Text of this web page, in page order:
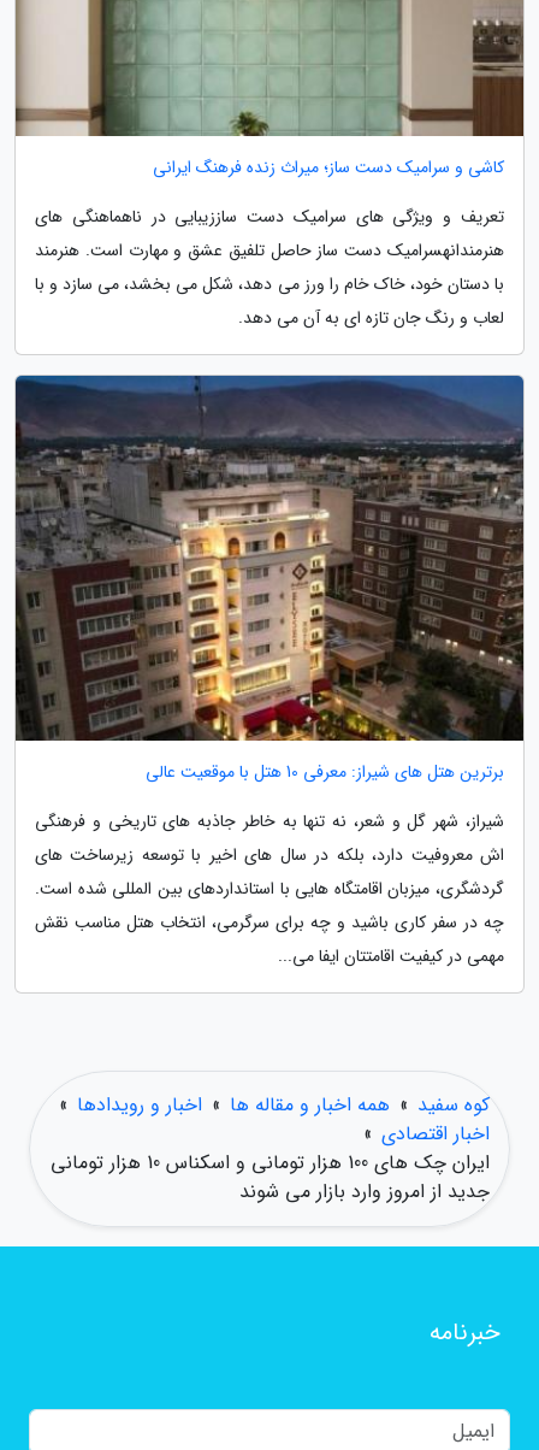
کاشی و سرامیک دست ساز؛ میراث زنده فرهنگ ایرانی
تعریف و ویژگی های سرامیک دست ساززیبایی در ناهماهنگی های
هنرمندانهسرامیک دست ساز حاصل تلفیق عشق و مهارت است. هنرمند
با دستان خود، خاک خام را ورز می دهد، شکل می بخشد، می سازد و با
لعاب و رنگ جان تازه ای به آن می دهد.
برترین هتل های شیراز: معرفی 10 هتل با موقعیت عالی
شیراز، شهر گل و شعر، نه تنها به خاطر جاذبه های تاریخی و فرهنگی
اش معروفیت دارد، بلکه در سال های اخیر با توسعه زیرساخت های
گردشگری، میزبان اقامتگاه هایی با استانداردهای بین المللی شده است.
چه در سفر کاری باشید و چه برای سرگرمی، انتخاب هتل مناسب نقش
مهمی در کیفیت اقامتتان ایفا می...
کوه سفید » همه اخبار و مقاله ها » اخبار و رویدادها »
اخبار اقتصادی »
ایران چک های 100 هزار تومانی و اسکناس 10 هزار تومانی
جدید از امروز وارد بازار می شوند
خبرنامه